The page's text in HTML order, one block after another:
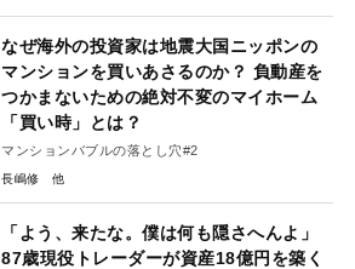
なぜ海外の投資家は地震大国ニッポンの
マンションを買いあさるのか？ 負動産を
つかまないための絶対不変のマイホーム
「買い時」とは？
マンションバブルの落とし穴#2
長嶋修
「よう、来たな。僕は何も隠さへんよ」
87歳現役トレーダーが資産18億円を築く